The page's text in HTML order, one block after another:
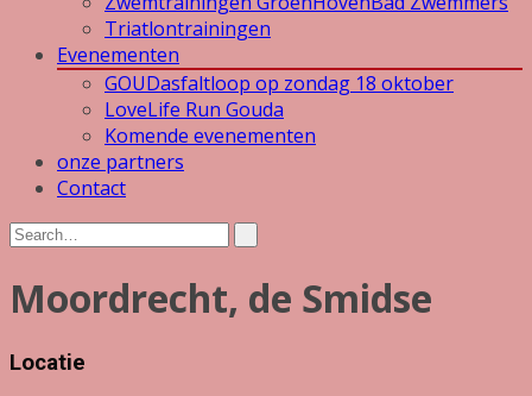
Triatlontrainingen
Evenementen
GOUDasfaltloop op zondag 18 oktober
LoveLife Run Gouda
Komende evenementen
onze partners
Contact
Moordrecht, de Smidse
Locatie